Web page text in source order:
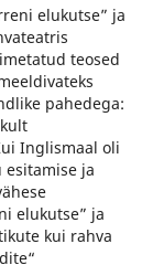
elukutse” ja
teosed
pahedega:
Inglismaal oli
ja
elukutse” ja
kui rahva